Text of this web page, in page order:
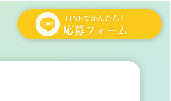
LINEでかんたん！
応募フォーム